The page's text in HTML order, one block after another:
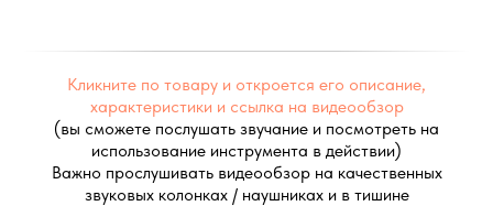
Кликните по товару и откроется его описание,
характеристики и ссылка на видеообзор
(вы сможете послушать звучание и посмотреть на
использование инструмента в действии)
Важно прослушивать видеообзор на качественных
звуковых колонках / наушниках и в тишине